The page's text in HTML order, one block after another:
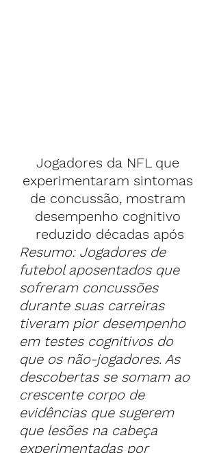
Jogadores da NFL que
experimentaram sintomas
de concussão, mostram
desempenho cognitivo
reduzido décadas após
Resumo: Jogadores de
futebol aposentados que
sofreram concussões
durante suas carreiras
tiveram pior desempenho
em testes cognitivos do
que os não-jogadores. As
descobertas se somam ao
crescente corpo de
evidências que sugerem
que lesões na cabeça
experimentadas por